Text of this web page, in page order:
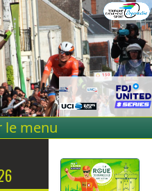
le menu